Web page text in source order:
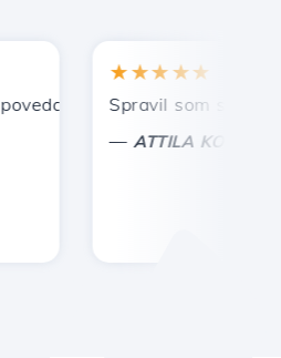
len oceniť. S osobitnou
★★★★★
Spravil som správnu
ATTILA KOLES